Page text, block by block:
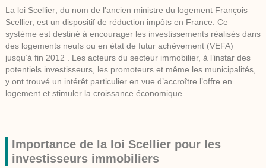
La loi Scellier, du nom de l’ancien ministre du logement François
Scellier, est un dispositif de réduction impôts en France. Ce
système est destiné à encourager les investissements réalisés dans
des logements neufs ou en état de futur achèvement (VEFA)
jusqu’à fin 2012 . Les acteurs du secteur immobilier, à l’instar des
potentiels investisseurs, les promoteurs et même les municipalités,
y ont trouvé un intérêt particulier en vue d’accroître l’offre en
logement et stimuler la croissance économique.
Importance de la loi Scellier pour les
investisseurs immobiliers